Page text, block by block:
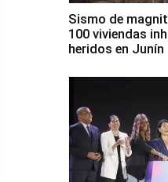
Sismo de
100 viviendas
heridos en Junín